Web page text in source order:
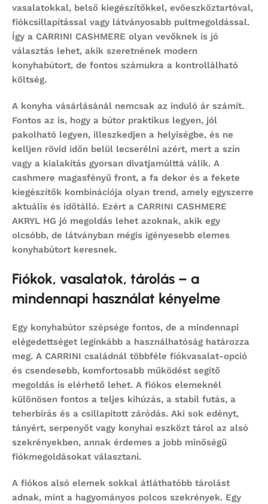
vasalatokkal, belső kiegészítőkkel, evőeszköztartóval,
fiókcsillapítással vagy látványosabb pultmegoldással.
Így a CARRINI CASHMERE olyan vevőknek is jó
választás lehet, akik szeretnének modern
konyhabútort, de fontos számukra a kontrollálható
költség.
A konyha vásárlásánál nemcsak az induló ár számít.
Fontos az is, hogy a bútor praktikus legyen, jól
pakolható legyen, illeszkedjen a helyiségbe, és ne
kelljen rövid időn belül lecserélni azért, mert a szín
vagy a kialakítás gyorsan divatjamúlttá válik. A
cashmere magasfényű front, a fa dekor és a fekete
kiegészítők kombinációja olyan trend, amely egyszerre
aktuális és időtálló. Ezért a CARRINI CASHMERE
AKRYL HG jó megoldás lehet azoknak, akik egy
olcsóbb, de látványban mégis igényesebb elemes
konyhabútort keresnek.
Fiókok, vasalatok, tárolás – a
mindennapi használat kényelme
Egy konyhabútor szépsége fontos, de a mindennapi
elégedettséget leginkább a használhatóság határozza
meg. A CARRINI családnál többféle fiókvasalat-opció
és csendesebb, komfortosabb működést segítő
megoldás is elérhető lehet. A fiókos elemeknél
különösen fontos a teljes kihúzás, a stabil futás, a
teherbírás és a csillapított záródás. Aki sok edényt,
tányért, serpenyőt vagy konyhai eszközt tárol az alsó
szekrényekben, annak érdemes a jobb minőségű
fiókmegoldásokat választani.
A fiókos alsó elemek sokkal átláthatóbb tárolást
adnak, mint a hagyományos polcos szekrények. Egy